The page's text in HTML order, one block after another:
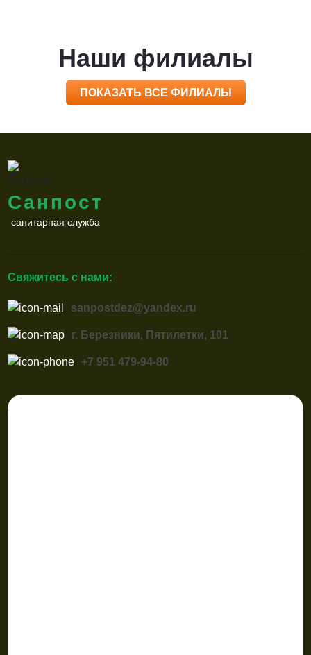
Наши филиалы
ПОКАЗАТЬ ВСЕ ФИЛИАЛЫ
Санпост
санитарная служба
Свяжитесь с нами:
sanpostdez@yandex.ru
г. Березники, Пятилетки, 101
+7 951 479-94-80